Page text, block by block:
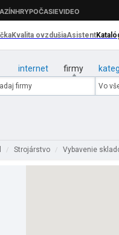
internet firmy
/ Strojárstvo / Vybavenie